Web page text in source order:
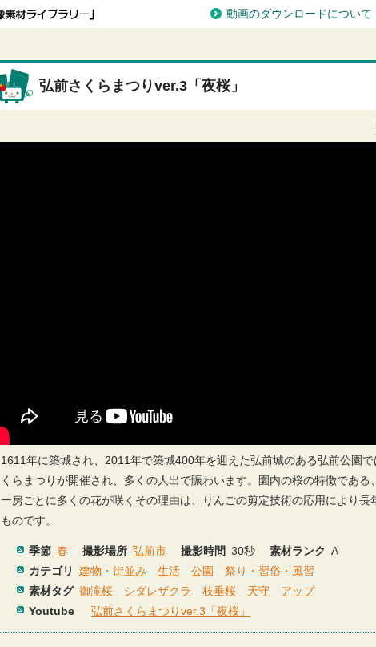
動画のダウンロードについて
弘前さくらまつりver.3「夜桜」
1611年に築城され、2011年で築城400年を迎えた弘前城のある弘前公園
くらまつりが開催され、多くの人出で賑わいます。園内の桜の特徴である
一房ごとに多くの花が咲くその理由は、りんごの剪定技術の応用により長
ものです。
季節 春 撮影場所 弘前市 撮影時間 30秒 素材ランク A
カテゴリ
建物・街並み 生活 公園
祭り・習俗・風習
素材タグ 御滝桜 シダレザクラ 枝垂桜 天守
アップ
Youtube
弘前さくらまつりver.3「夜桜」